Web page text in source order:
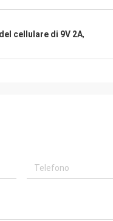
cellulare di 9V 2A,